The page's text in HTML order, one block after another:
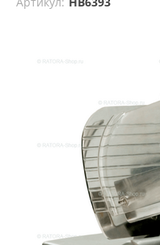
Торгмаш (барановичи)